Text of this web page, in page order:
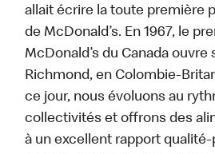
allait écrire la toute première
de McDonald’s. En 1967, le
McDonald’s du Canada ouvre
Richmond, en Colombie-
ce jour, nous évoluons au
collectivités et offrons des
à un excellent rapport qualité-